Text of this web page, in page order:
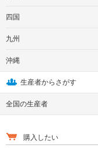
四国
九州
沖縄
生産者からさがす
全国の生産者
購入したい